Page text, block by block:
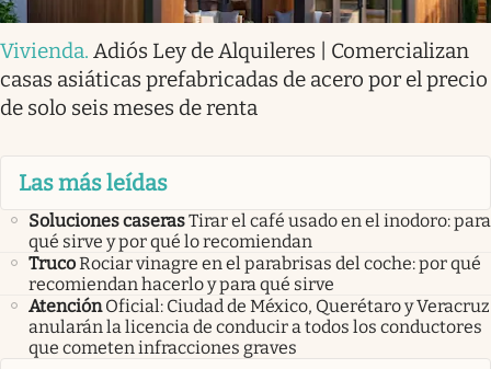
Vivienda. Adiós Ley de Alquileres | Comercializan
casas asiáticas prefabricadas de acero por el precio
de solo seis meses de renta
Las más leídas
Soluciones caserasTirar el café usado en el inodoro: para
qué sirve y por qué lo recomiendan
TrucoRociar vinagre en el parabrisas del coche: por qué
recomiendan hacerlo y para qué sirve
Atención Oficial: Ciudad de México, Querétaro y Veracruz
anularán la licencia de conducir a todos los conductores
que cometen infracciones graves